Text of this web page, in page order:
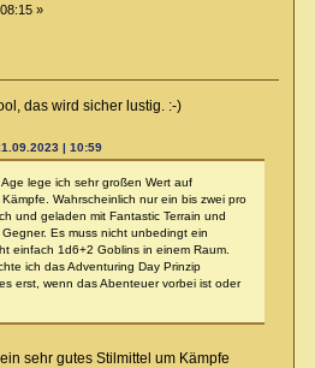
»
das wird sicher lustig. :-)
| 10:59
lege ich sehr großen Wert auf
Wahrscheinlich nur ein bis zwei pro
und geladen mit Fantastic Terrain und
Es muss nicht unbedingt ein
einfach 1d6+2 Goblins in einem Raum.
ich das Adventuring Day Prinzip
erst, wenn das Abenteuer vorbei ist oder
sehr gutes Stilmittel um Kämpfe